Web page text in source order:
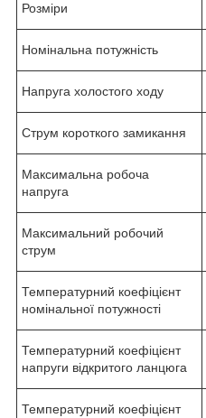
Розміри
Номінальна потужність
Напруга холостого ходу
Струм короткого замикання
Максимальна робоча
напруга
Максимальний робочий
струм
Температурний коефіцієнт
номінальної потужності
Температурний коефіцієнт
напруги відкритого ланцюга
Температурний коефіцієнт